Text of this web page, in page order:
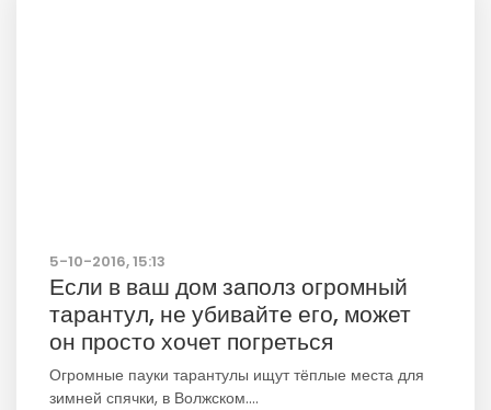
5-10-2016, 15:13
Если в ваш дом заполз огромный
тарантул, не убивайте его, может
он просто хочет погреться
Огромные пауки тарантулы ищут тёплые места для
зимней спячки, в Волжском....